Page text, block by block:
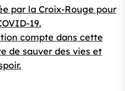
par la Croix-Rouge pour
19.
compte dans cette
de sauver des vies et